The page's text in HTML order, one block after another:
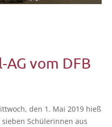
vom DFB
den 1. Mai 2019 hieß
Schü­le­rin­nen aus